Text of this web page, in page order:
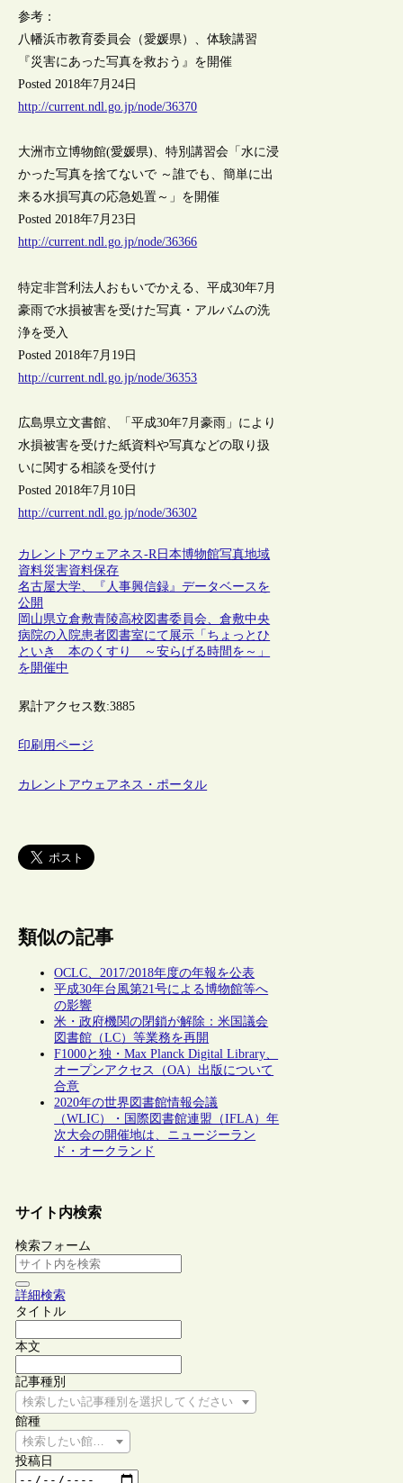
参考：
八幡浜市教育委員会（愛媛県）、体験講習
『災害にあった写真を救おう』を開催
Posted 2018年7月24日
http://current.ndl.go.jp/node/36370
大洲市立博物館(愛媛県)、特別講習会「水に浸
かった写真を捨てないで ～誰でも、簡単に出
来る水損写真の応急処置～」を開催
Posted 2018年7月23日
http://current.ndl.go.jp/node/36366
特定非営利法人おもいでかえる、平成30年7月
豪雨で水損被害を受けた写真・アルバムの洗
浄を受入
Posted 2018年7月19日
http://current.ndl.go.jp/node/36353
広島県立文書館、「平成30年7月豪雨」により
水損被害を受けた紙資料や写真などの取り扱
いに関する相談を受付け
Posted 2018年7月10日
http://current.ndl.go.jp/node/36302
カレントアウェアネス-R日本博物館写真地域
資料災害資料保存
名古屋大学、『人事興信録』データベースを
公開
岡山県立倉敷青陵高校図書委員会、倉敷中央
病院の入院患者図書室にて展示「ちょっとひ
といき 本のくすり ～安らげる時間を～」
を開催中
累計アクセス数:3885
印刷用ページ
カレントアウェアネス・ポータル
類似の記事
OCLC、2017/2018年度の年報を公表
平成30年台風第21号による博物館等へ
の影響
米・政府機関の閉鎖が解除：米国議会
図書館（LC）等業務を再開
F1000と独・Max Planck Digital Library、
オープンアクセス（OA）出版について
合意
2020年の世界図書館情報会議
（WLIC）・国際図書館連盟（IFLA）年
次大会の開催地は、ニュージーラン
ド・オークランド
サイト内検索
検索フォーム
詳細検索
タイトル
本文
記事種別
検索したい記事種別を選択してください
館種
検索したい館種を選択してください
投稿日